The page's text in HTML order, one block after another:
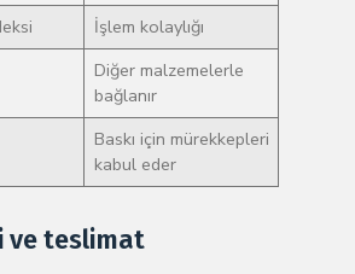
İşlem kolaylığı
Diğer malzemelerle
bağlanır
Baskı için mürekkepleri
kabul eder
ve teslimat